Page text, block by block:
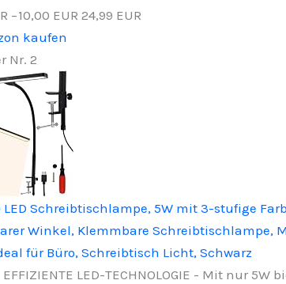
−10,00 EUR 24,99 EUR
kaufen
Nr. 2
LED Schreibtischlampe, 5W mit 3-stufige
Winkel, Klemmbare Schreibtischlampe,
für Büro, Schreibtisch Licht, Schwarz
EFFIZIENTE LED-TECHNOLOGIE - Mit nur 5W